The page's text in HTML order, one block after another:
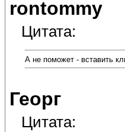
rontommy
Цитата:
А не поможет - вставить
Георг
Цитата: